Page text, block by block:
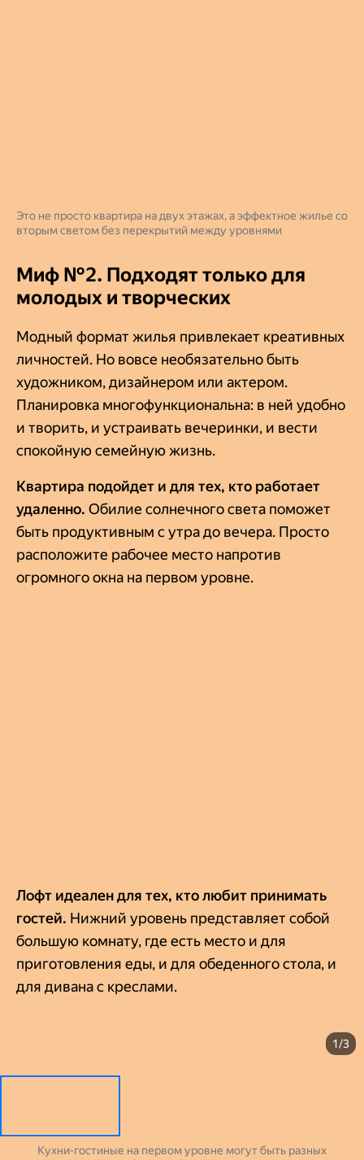
Это не просто квартира на двух этажах, а эффектное жилье со
вторым светом без перекрытий между уровнями
Миф №2. Подходят только для
молодых и творческих
Модный формат жилья привлекает креативных
личностей. Но вовсе необязательно быть
художником, дизайнером или актером.
Планировка многофункциональна: в ней удобно
и творить, и устраивать вечеринки, и вести
спокойную семейную жизнь.
Квартира подойдет и для тех, кто работает
удаленно. Обилие солнечного света поможет
быть продуктивным с утра до вечера. Просто
расположите рабочее место напротив
огромного окна на первом уровне.
Лофт идеален для тех, кто любит принимать
гостей. Нижний уровень представляет собой
большую комнату, где есть место и для
приготовления еды, и для обеденного стола, и
для дивана с креслами.
1/3
Кухни-гостиные на первом уровне могут быть разных